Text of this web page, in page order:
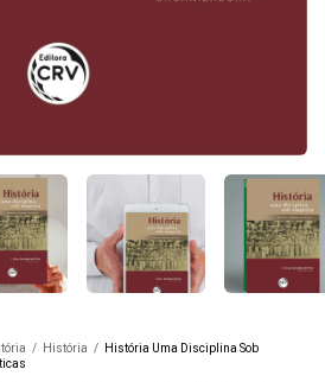
/ História /
História Uma Disciplina Sob